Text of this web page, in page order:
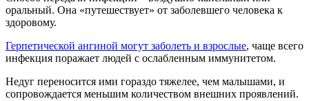
оральный. Она «путешествует» от заболевшего человека к
здоровому.
Герпетической ангиной могут заболеть и взрослые, чаще всего
инфекция поражает людей с ослабленным иммунитетом.
Недуг переносится ими гораздо тяжелее, чем малышами, и
сопровождается меньшим количеством внешних проявлений.